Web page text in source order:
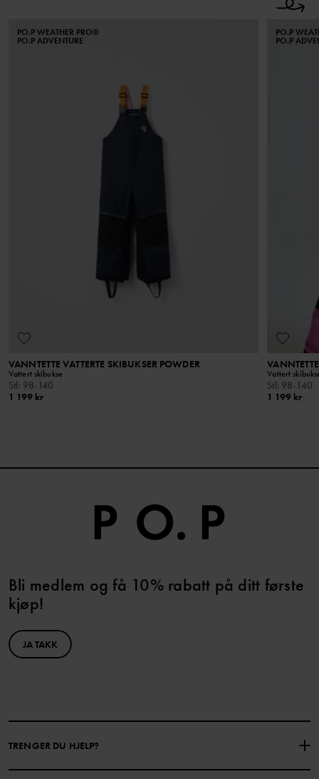
PO.P WEATHER PRO®
PO.P ADVENTURE
VANNTETTE VATTERTE SKIBUKSER POWDER
Vattert skibukse
Stl: 98-140
1 199 kr
PO.P
PO.P
Vattert
Stl: 98-140
1 199 kr
Bli medlem og få 10% rabatt på ditt første
kjøp!
JA TAKK
TRENGER DU HJELP?